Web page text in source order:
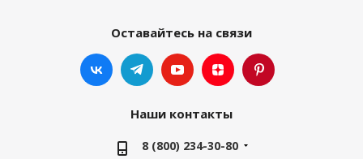
Оставайтесь на связи
Наши контакты
8 (800) 234-30-80